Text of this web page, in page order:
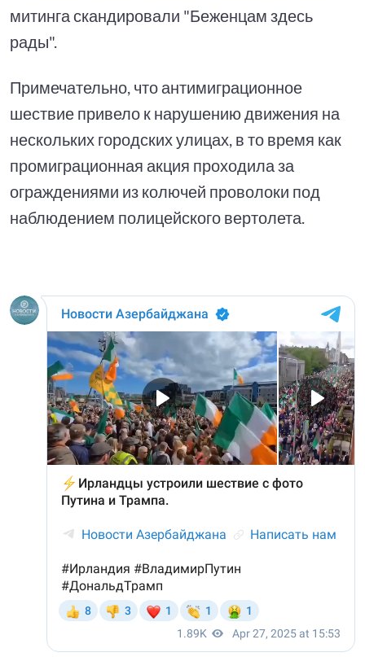
митинга скандировали "Беженцам здесь
рады".
Примечательно, что антимиграционное
шествие привело к нарушению движения на
нескольких городских улицах, в то время как
промиграционная акция проходила за
ограждениями из колючей проволоки под
наблюдением полицейского вертолета.